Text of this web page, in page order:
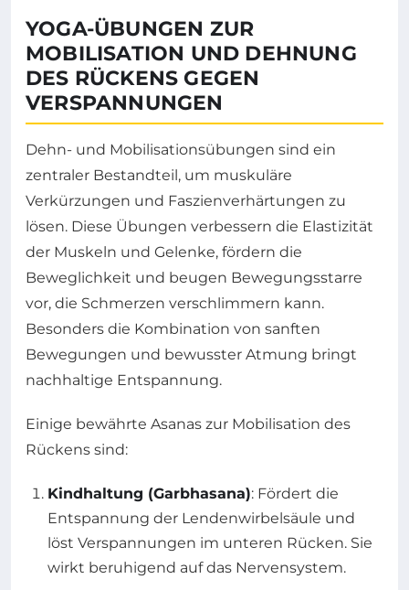
YOGA-ÜBUNGEN ZUR
MOBILISATION UND DEHNUNG
DES RÜCKENS GEGEN
VERSPANNUNGEN
Dehn- und Mobilisationsübungen sind ein
zentraler Bestandteil, um muskuläre
Verkürzungen und Faszienverhärtungen zu
lösen. Diese Übungen verbessern die Elastizität
der Muskeln und Gelenke, fördern die
Beweglichkeit und beugen Bewegungsstarre
vor, die Schmerzen verschlimmern kann.
Besonders die Kombination von sanften
Bewegungen und bewusster Atmung bringt
nachhaltige Entspannung.
Einige bewährte Asanas zur Mobilisation des
Rückens sind:
Kindhaltung (Garbhasana): Fördert die
Entspannung der Lendenwirbelsäule und
löst Verspannungen im unteren Rücken. Sie
wirkt beruhigend auf das Nervensystem.